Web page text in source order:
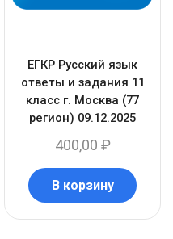
ЕГКР Русский язык
ответы и задания 11
класс г. Москва (77
регион) 09.12.2025
400,00 ₽
В корзину